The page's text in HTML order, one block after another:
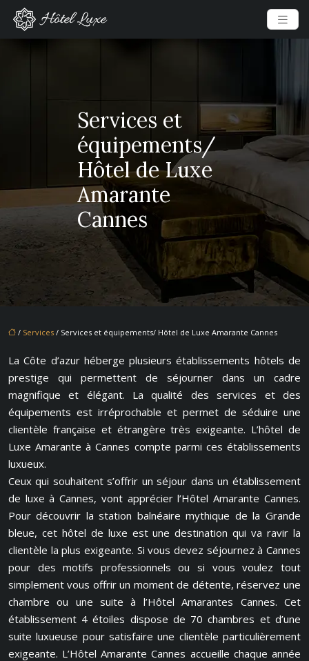
Services et
équipements/
Hôtel de Luxe
Amarante
Cannes
/ Services / Services et équipements/ Hôtel de Luxe Amarante Cannes
La Côte d’azur héberge plusieurs établissements hôtels de
prestige qui permettent de séjourner dans un cadre
magnifique et élégant. La qualité des services et des
équipements est irréprochable et permet de séduire une
clientèle française et étrangère très exigeante. L’hôtel de
Luxe Amarante à Cannes compte parmi ces établissements
luxueux.
Ceux qui souhaitent s’offrir un séjour dans un établissement
de luxe à Cannes, vont apprécier l’Hôtel Amarante Cannes.
Pour découvrir la station balnéaire mythique de la Grande
bleue, cet hôtel de luxe est une destination qui va ravir la
clientèle la plus exigeante. Si vous devez séjournez à Cannes
pour des motifs professionnels ou si vous voulez tout
simplement vous offrir un moment de détente, réservez une
chambre ou une suite à l’Hôtel Amarantes Cannes. Cet
établissement 4 étoiles dispose de 70 chambres et d’une
suite luxueuse pour satisfaire une clientèle particulièrement
exigeante. L’Hôtel Amarante Cannes accueille chaque année